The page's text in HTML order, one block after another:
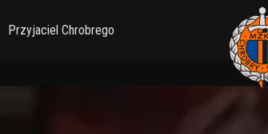
Przyjaciel Chrobrego